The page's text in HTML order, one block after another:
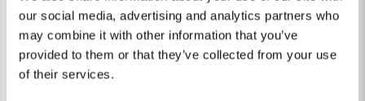
our social media, advertising and analytics partners who
may combine it with other information that you’ve
provided to them or that they’ve collected from your use
of their services.